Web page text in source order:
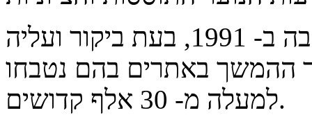
הצילומים נערכו בסלונים והסביבה ב- 1991, בעת ביקור ועליה
ההמשך באתרים בהם נטבחו
למעלה מ- 30 אלף קדושים.